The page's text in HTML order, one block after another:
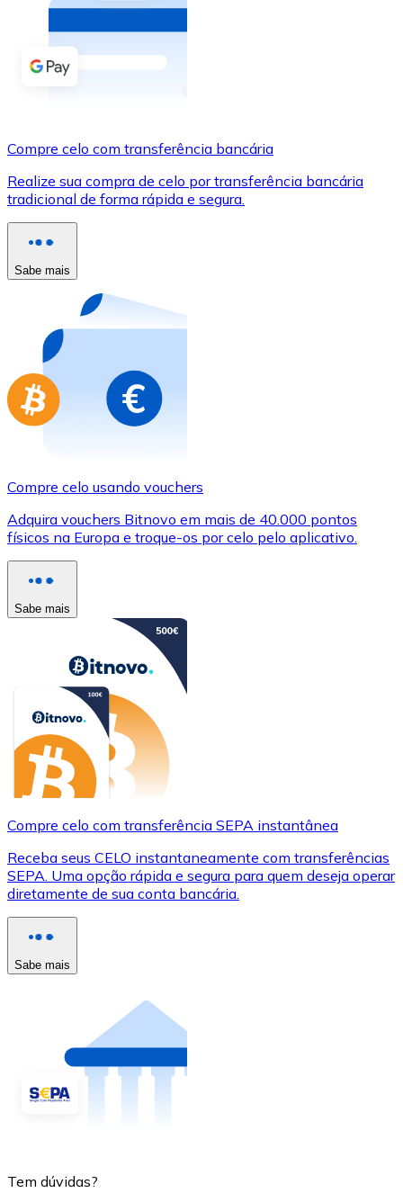
Comprar com dinheiro
Comprar com transferência bancária
Cartão de crédito / débito
Comprar com cartão
Loja - Cartões-presente
Compre cartões-presente das suas marcas favoritas
Ir para a loja de cartões-presente
Compre celo com transferência bancária
Realize sua compra de celo por transferência bancária
tradicional de forma rápida e segura.
Sabe mais
Compre celo usando vouchers
Adquira vouchers Bitnovo em mais de 40.000 pontos
físicos na Europa e troque-os por celo pelo aplicativo.
Sabe mais
Compre celo com transferência SEPA instantânea
Receba seus CELO instantaneamente com transferências
SEPA. Uma opção rápida e segura para quem deseja operar
diretamente de sua conta bancária.
Sabe mais
Tem dúvidas?